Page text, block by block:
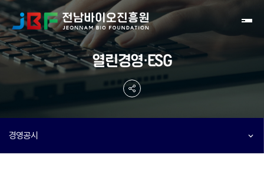
열린경영·ESG
경영공시